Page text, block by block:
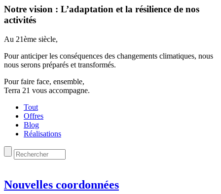
Notre vision : L’adaptation et la résilience de nos
activités
Au 21ème siècle,
Pour anticiper les conséquences des changements climatiques, nous
nous serons préparés et transformés.
Pour faire face, ensemble,
Terra 21 vous accompagne.
Tout
Offres
Blog
Réalisations
Nouvelles coordonnées